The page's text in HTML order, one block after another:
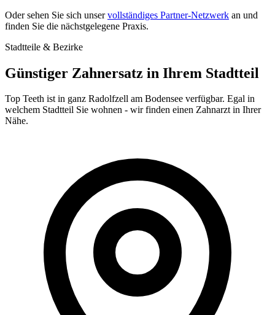
Oder sehen Sie sich unservollständiges Partner-Netzwerk an und
finden Sie die nächstgelegene Praxis.
Stadtteile & Bezirke
Günstiger Zahnersatz in Ihrem Stadtteil
Top Teeth ist in ganz Radolfzell am Bodensee verfügbar. Egal in
welchem Stadtteil Sie wohnen - wir finden einen Zahnarzt in Ihrer
Nähe.